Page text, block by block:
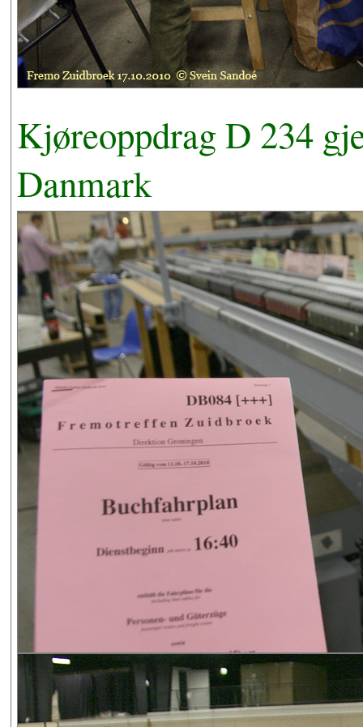
Kjøreoppdrag D 234
Danmark